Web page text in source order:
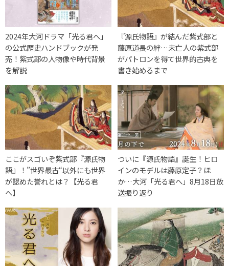
2024年大河ドラマ「光る君へ」
の公式歴史ハンドブックが発
売！紫式部の人物像や時代背景
を解説
『源氏物語』が結んだ紫式部と
藤原道長の絆…未亡人の紫式部
がパトロンを得て世界的古典を
書き始めるまで
ここがスゴいぞ紫式部『源氏物
語』！”世界最古“以外にも世界
が認めた誉れとは？【光る君
へ】
ついに『源氏物語』誕生！ヒロ
インのモデルは藤原定子？ほ
か…大河「光る君へ」8月18日放
送振り返り